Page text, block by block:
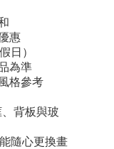
惠
日）
為準
格參考
背板與玻
隨心更換畫